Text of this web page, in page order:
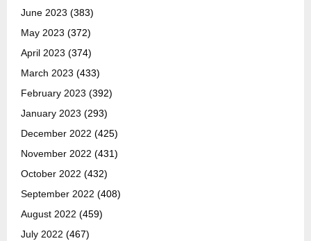
June 2023 (383)
May 2023 (372)
April 2023 (374)
March 2023 (433)
February 2023 (392)
January 2023 (293)
December 2022 (425)
November 2022 (431)
October 2022 (432)
September 2022 (408)
August 2022 (459)
July 2022 (467)